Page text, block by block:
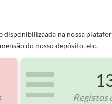
na nossa
do nosso depósito, etc.
Registos